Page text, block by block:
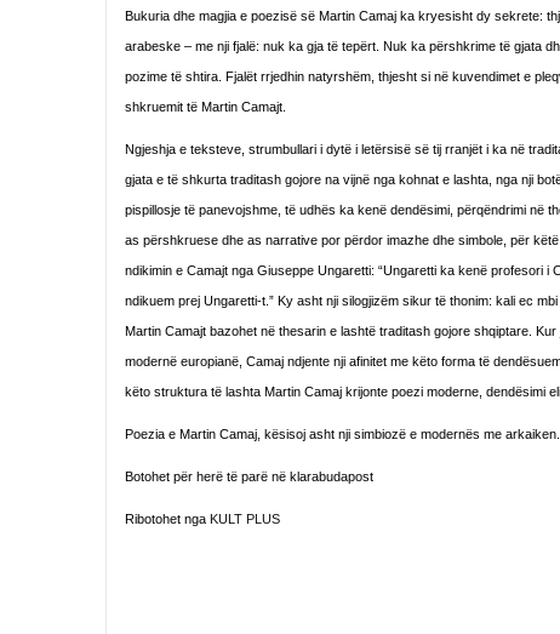
Bukuria dhe magjia e poezisë së Martin Camaj ka kryesisht dy sekrete:
arabeske – me nji fjalë: nuk ka gja të tepërt. Nuk ka përshkrime të gjata
pozime të shtira. Fjalët rrjedhin natyrshëm, thjesht si në kuvendimet e
shkruemit të Martin Camajt.
Ngjeshja e teksteve, strumbullari i dytë i letërsisë së tij rranjët i ka në
gjata e të shkurta traditash gojore na vijnë nga kohnat e lashta, nga nji
pispillosje të panevojshme, të udhës ka kenë dendësimi, përqëndrimi në
as përshkruese dhe as narrative por përdor imazhe dhe simbole, për
ndikimin e Camajt nga Giuseppe Ungaretti: “Ungaretti ka kenë profesori
ndikuem prej Ungaretti-t.” Ky asht nji silogjizëm sikur të thonim: kali ec
Martin Camajt bazohet në thesarin e lashtë traditash gojore shqiptare.
modernë europianë, Camaj ndjente nji afinitet me këto forma të
këto struktura të lashta Martin Camaj krijonte poezi moderne, dendësimi
Poezia e Martin Camaj, kësisoj asht nji simbiozë e modernës me arkaiken.
Botohet për herë të parë në klarabudapost
Ribotohet nga KULT PLUS